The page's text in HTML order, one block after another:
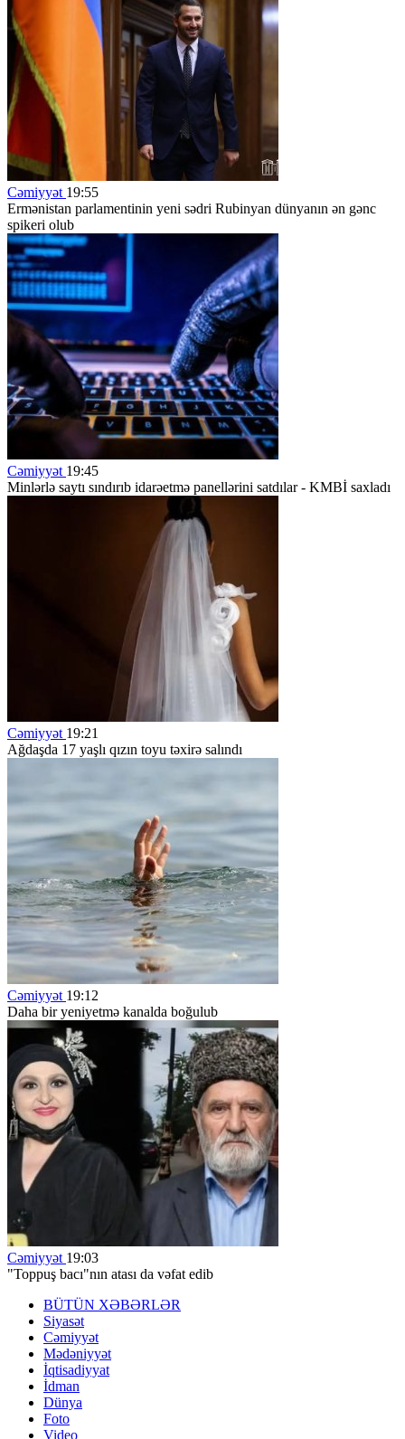
Cəmiyyət 19:55
Ermənistan parlamentinin yeni sədri Rubinyan dünyanın ən gənc
spikeri olub
Cəmiyyət 19:45
Minlərlə saytı sındırıb idarəetmə panellərini satdılar - KMBİ saxladı
Cəmiyyət 19:21
Ağdaşda 17 yaşlı qızın toyu təxirə salındı
Cəmiyyət 19:12
Daha bir yeniyetmə kanalda boğulub
Cəmiyyət 19:03
"Toppuş bacı"nın atası da vəfat edib
BÜTÜN XƏBƏRLƏR
Siyasət
Cəmiyyət
Mədəniyyət
İqtisadiyyat
İdman
Dünya
Foto
Video